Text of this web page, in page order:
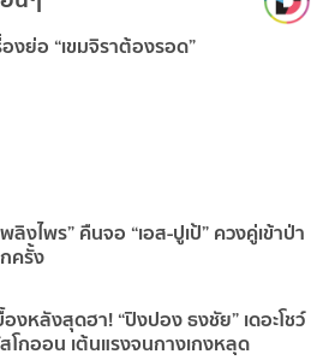
องย่อ “เขมจิราต้องรอด”
พลิงไพร” คืนจอ “เอส-ปูเป้” ควงคู่เข้าป่า
ครั้ง
องหลังสุดฮา! “ปิงปอง ธงชัย” เดอะโชว์
โกออน เต้นแรงจนกางเกงหลุด